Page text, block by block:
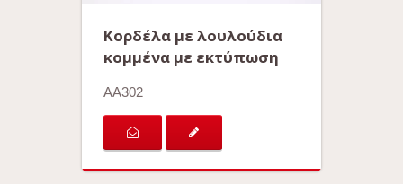
Κορδέλα με λουλούδια
κομμένα με εκτύπωση
AA302